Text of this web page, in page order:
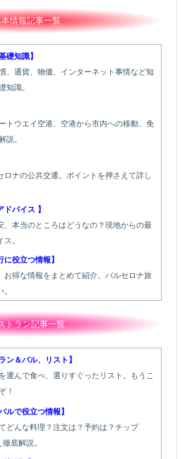
情報記事一覧
礎知識】
、通貨、物価、インターネット事情など知
知識。
トウエイ空港、空港から市内への移動、免
説。
ロナの公共交通。ポイントを押さえて詳し
ドバイス 】
、本当のところはどうなの？現地からの最
。
に役立つ情報】
お得な情報をまとめて紹介。バルセロナ旅
トラン記事一覧
ン＆バル、リスト】
運んで食べ、選りすぐったリスト。もうこ
！
ルで役立つ情報】
どんな料理？注文は？予約は？チップ
底解説。